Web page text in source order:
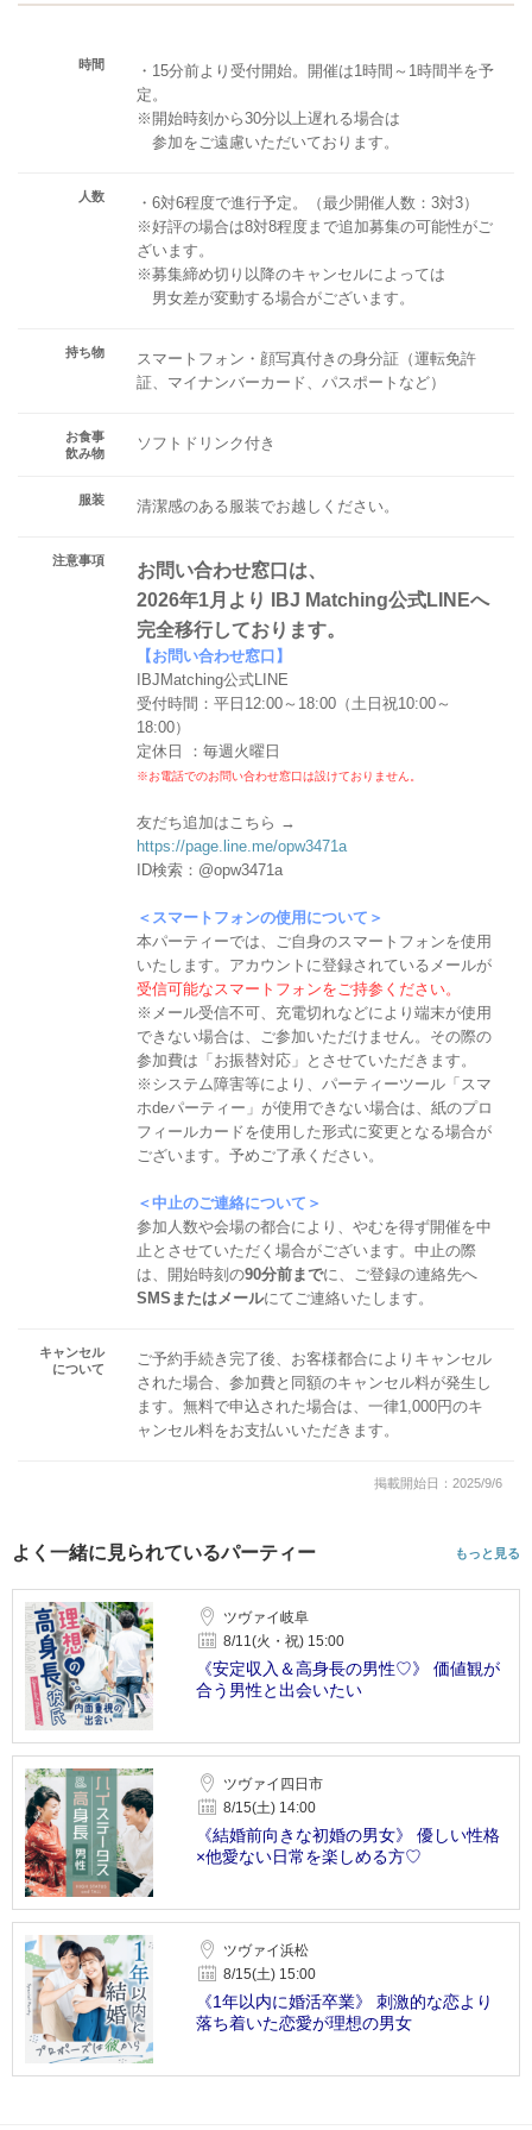
時間
・15分前より受付開始。開催は1時間～1時間半を予
定。
※開始時刻から30分以上遅れる場合は
参加をご遠慮いただいております。
人数
・6対6程度で進行予定。（最少開催人数：3対3）
※好評の場合は8対8程度まで追加募集の可能性がご
ざいます。
※募集締め切り以降のキャンセルによっては
男女差が変動する場合がございます。
持ち物
スマートフォン・顔写真付きの身分証（運転免許
証、マイナンバーカード、パスポートなど）
お食事
飲み物
ソフトドリンク付き
服装 清潔感のある服装でお越しください。
注意事項
お問い合わせ窓口は、
2026年1月より IBJ Matching公式LINEへ
完全移行しております。
【お問い合わせ窓口】
IBJMatching公式LINE
受付時間：平日12:00～18:00（土日祝10:00～
18:00）
定休日 ：毎週火曜日
※お電話でのお問い合わせ窓口は設けておりません。
友だち追加はこちら →
https://page.line.me/opw3471a
ID検索：@opw3471a
＜スマートフォンの使用について＞
本パーティーでは、ご自身のスマートフォンを使用
いたします。アカウントに登録されているメールが
受信可能なスマートフォンをご持参ください。
※メール受信不可、充電切れなどにより端末が使用
できない場合は、ご参加いただけません。その際の
参加費は「お振替対応」とさせていただきます。
※システム障害等により、パーティーツール「スマ
ホdeパーティー」が使用できない場合は、紙のプロ
フィールカードを使用した形式に変更となる場合が
ございます。予めご了承ください。
＜中止のご連絡について＞
参加人数や会場の都合により、やむを得ず開催を中
止とさせていただく場合がございます。中止の際
は、開始時刻の90分前までに、ご登録の連絡先へ
SMSまたはメールにてご連絡いたします。
キャンセル
について
ご予約手続き完了後、お客様都合によりキャンセル
された場合、参加費と同額のキャンセル料が発生し
ます。無料で申込された場合は、一律1,000円のキ
ャンセル料をお支払いいただきます。
掲載開始日：2025/9/6
よく一緒に見られているパーティー もっと見る
ツヴァイ岐阜
8/11(火・祝) 15:00
《安定収入＆高身長の男性♡》 価値観が
合う男性と出会いたい
ツヴァイ四日市
8/15(土) 14:00
《結婚前向きな初婚の男女》 優しい性格
×他愛ない日常を楽しめる方♡
ツヴァイ浜松
8/15(土) 15:00
《1年以内に婚活卒業》 刺激的な恋より
落ち着いた恋愛が理想の男女